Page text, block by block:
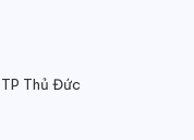
TP Thủ Đức